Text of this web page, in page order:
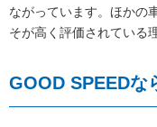
ながっています。ほかの
そが高く評価されている
GOOD SPEEDな